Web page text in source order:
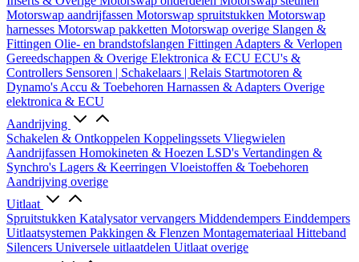
Motorswap aandrijfassen Motorswap spruitstukken Motorswap
harnesses Motorswap pakketten Motorswap overige Slangen &
Fittingen Olie- en brandstofslangen Fittingen Adapters & Verlopen
Gereedschappen & Overige Elektronica & ECU ECU's &
Controllers Sensoren | Schakelaars | Relais Startmotoren &
Dynamo's Accu & Toebehoren Harnassen & Adapters Overige
elektronica & ECU
Aandrijving
Schakelen & Ontkoppelen Koppelingssets Vliegwielen
Aandrijfassen Homokineten & Hoezen LSD's Vertandingen &
Synchro's Lagers & Keerringen Vloeistoffen & Toebehoren
Aandrijving overige
Uitlaat
Spruitstukken Katalysator vervangers Middendempers Einddempers
Uitlaatsystemen Pakkingen & Flenzen Montagemateriaal Hitteband
Silencers Universele uitlaatdelen Uitlaat overige